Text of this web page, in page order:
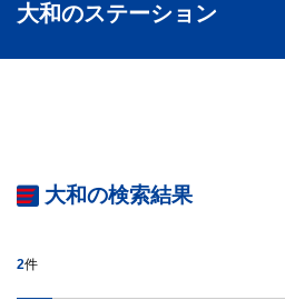
大和のステーション
大和の検索結果
2件